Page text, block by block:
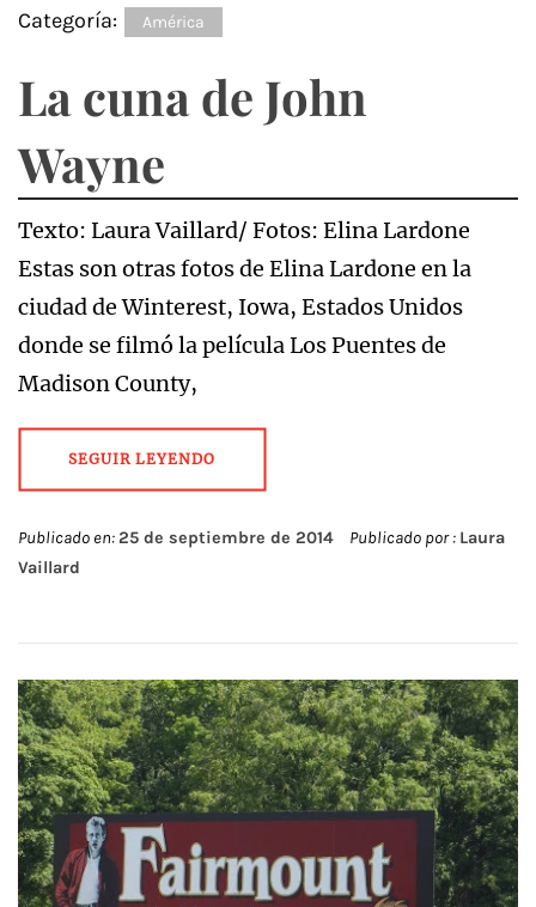
Categoría: América
La cuna de John
Wayne
Texto: Laura Vaillard/ Fotos: Elina Lardone
Estas son otras fotos de Elina Lardone en la
ciudad de Winterest, Iowa, Estados Unidos
donde se filmó la película Los Puentes de
Madison County,
SEGUIR LEYENDO
Publicado en:25 de septiembre de 2014 Publicado por : Laura
Vaillard